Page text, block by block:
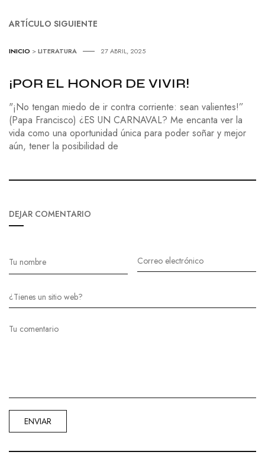
ARTÍCULO SIGUIENTE
INICIO >LITERATURA 27 ABRIL, 2025
¡POR EL HONOR DE VIVIR!
"¡No tengan miedo de ir contra corriente: sean valientes!”
(Papa Francisco) ¿ES UN CARNAVAL? Me encanta ver la
vida como una oportunidad única para poder soñar y mejor
aún, tener la posibilidad de
DEJAR COMENTARIO